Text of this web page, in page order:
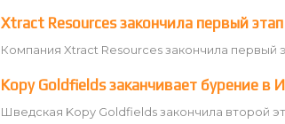
Xtract Resources закончила первый
Компания Xtract Resources закончила
Kopy Goldfields заканчивает бурение в
Шведская Kopy Goldfields закончила второй